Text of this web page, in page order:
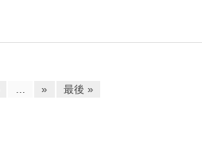
... » 最後 »